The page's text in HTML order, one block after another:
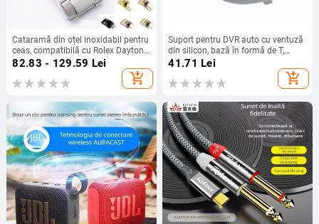
Cataramă din oțel inoxidabil pentru
ceas, compatibilă cu Rolex Daytona,
Submariner, Yacht-Master și
Explorer, 16 mm, închidere pliabilă
și siguranță
82.83 - 129.59 Lei
add_shopping_cart
Suport pentru DVR auto cu ventuză
din silicon, bază în formă de T,
compatibil universal, model X-17
41.71 Lei
add_shopping_cart